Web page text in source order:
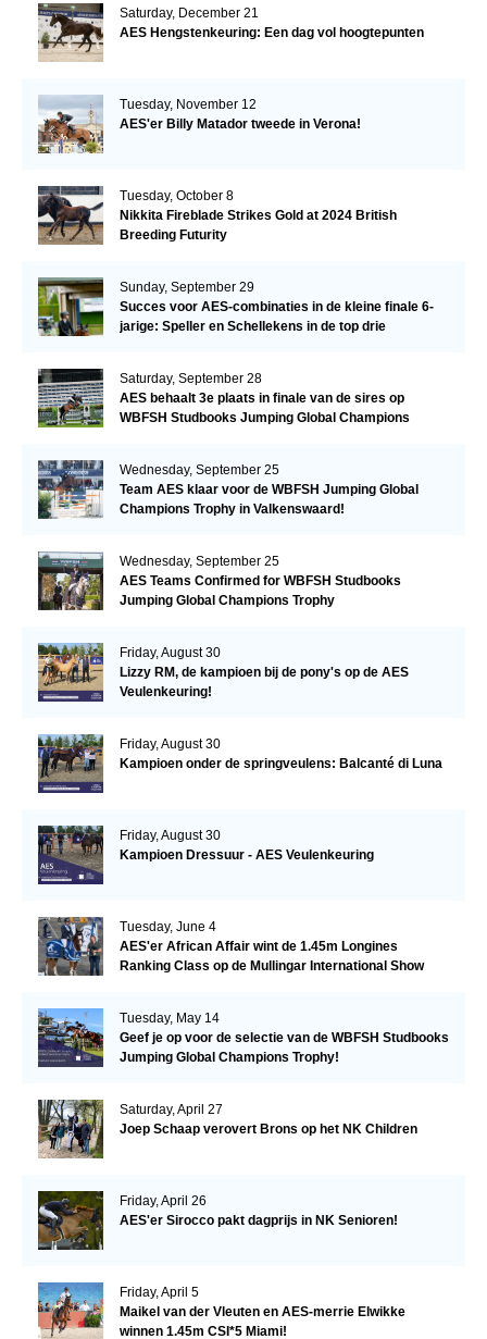
Saturday, December 21
AES Hengstenkeuring: Een dag vol hoogtepunten
Tuesday, November 12
AES'er Billy Matador tweede in Verona!
Tuesday, October 8
Nikkita Fireblade Strikes Gold at 2024 British
Breeding Futurity
Sunday, September 29
Succes voor AES-combinaties in de kleine finale 6-
jarige: Speller en Schellekens in de top drie
Saturday, September 28
AES behaalt 3e plaats in finale van de sires op
WBFSH Studbooks Jumping Global Champions
Wednesday, September 25
Team AES klaar voor de WBFSH Jumping Global
Champions Trophy in Valkenswaard!
Wednesday, September 25
AES Teams Confirmed for WBFSH Studbooks
Jumping Global Champions Trophy
Friday, August 30
Lizzy RM, de kampioen bij de pony's op de AES
Veulenkeuring!
Friday, August 30
Kampioen onder de springveulens: Balcanté di Luna
Friday, August 30
Kampioen Dressuur - AES Veulenkeuring
Tuesday, June 4
AES'er African Affair wint de 1.45m Longines
Ranking Class op de Mullingar International Show
Tuesday, May 14
Geef je op voor de selectie van de WBFSH Studbooks
Jumping Global Champions Trophy!
Saturday, April 27
Joep Schaap verovert Brons op het NK Children
Friday, April 26
AES'er Sirocco pakt dagprijs in NK Senioren!
Friday, April 5
Maikel van der Vleuten en AES-merrie Elwikke
winnen 1.45m CSI*5 Miami!